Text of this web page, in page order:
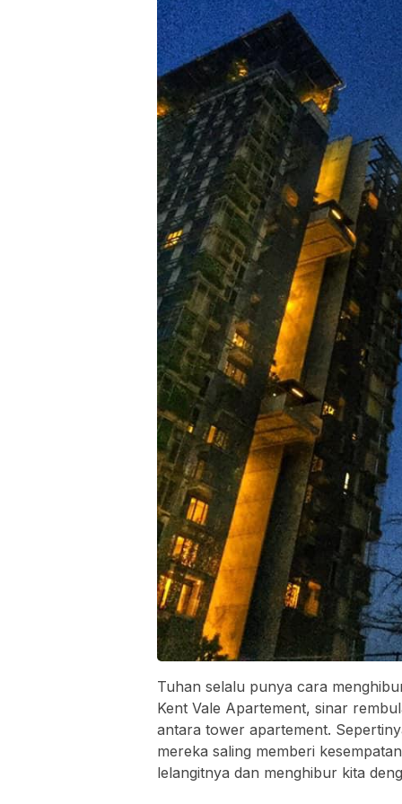
Tuhan selalu punya cara
Kent Vale Apartement, sinar
antara tower apartement.
mereka saling memberi
lelangitnya dan menghibur kita